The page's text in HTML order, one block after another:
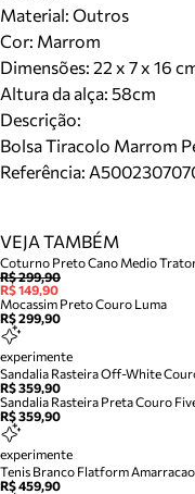
Material: Outros
Cor: Marrom
Dimensões: 22 x 7 x 16
Altura da alça: 58cm
Descrição:
Bolsa Tiracolo Marrom
Referência:
VEJA TAMBÉM
Coturno Preto Cano Medio
R$ 299,90
R$ 149,90
Mocassim Preto Couro Luma
R$ 299,90
experimente
Sandalia Rasteira Off-White
R$ 359,90
Sandalia Rasteira Preta Couro
R$ 359,90
experimente
Tenis Branco Flatform
R$ 459,90